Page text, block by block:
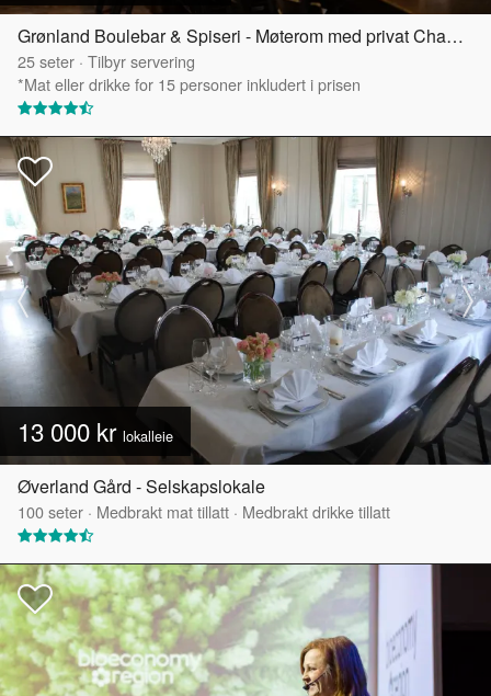
Grønland Boulebar & Spiseri - Møterom med privat Chambre Séparée
25seter · Tilbyr servering
*Mat eller drikke for 15 personer inkludert i prisen
13 000 kr lokalleie
Øverland Gård - Selskapslokale
100seter · Medbrakt mat tillatt · Medbrakt drikke tillatt